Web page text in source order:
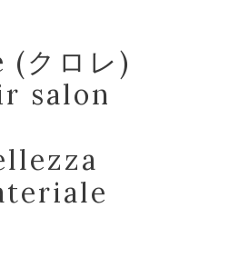
(クロレ)
salon